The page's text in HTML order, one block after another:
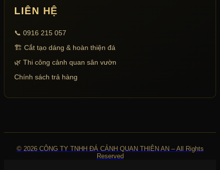
LIÊN HỆ
📞 0916 215 057
🏗 Cắt tạo dáng & hoàn thiện đá
🌿 Thi công cảnh quan sân vườn
Chính sách trả hàng
© 2026 CÔNG TY TNHH ĐÁ CẢNH QUAN THIÊN AN – All Rights
Reserved